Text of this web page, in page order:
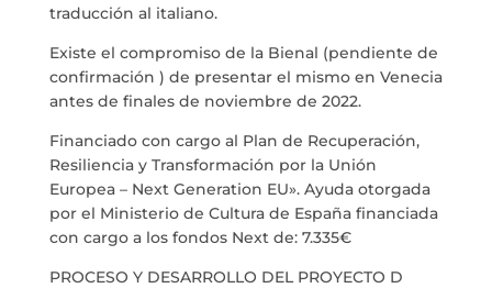
traducción al italiano.
Existe el compromiso de la Bienal (pendiente de
confirmación ) de presentar el mismo en Venecia
antes de finales de noviembre de 2022.
Financiado con cargo al Plan de Recuperación,
Resiliencia y Transformación por la Unión
Europea – Next Generation EU». Ayuda otorgada
por el Ministerio de Cultura de España financiada
con cargo a los fondos Next de: 7.335€
PROCESO Y DESARROLLO DEL PROYECTO D